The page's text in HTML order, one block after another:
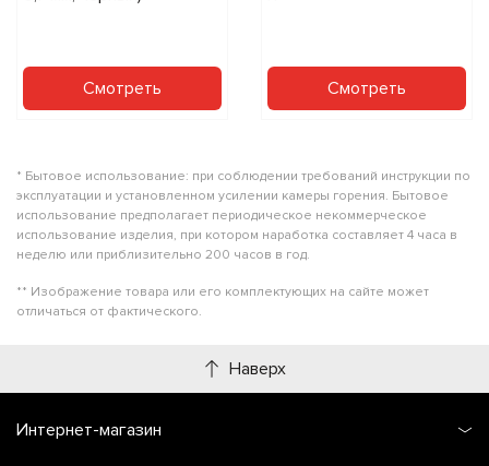
Смотреть Смотреть
* Бытовое использование: при соблюдении требований инструкции по
эксплуатации и установленном усилении камеры горения. Бытовое
использование предполагает периодическое некоммерческое
использование изделия, при котором наработка составляет 4 часа в
неделю или приблизительно 200 часов в год.
** Изображение товара или его комплектующих на сайте может
отличаться от фактического.
Наверх
Интернет-магазин